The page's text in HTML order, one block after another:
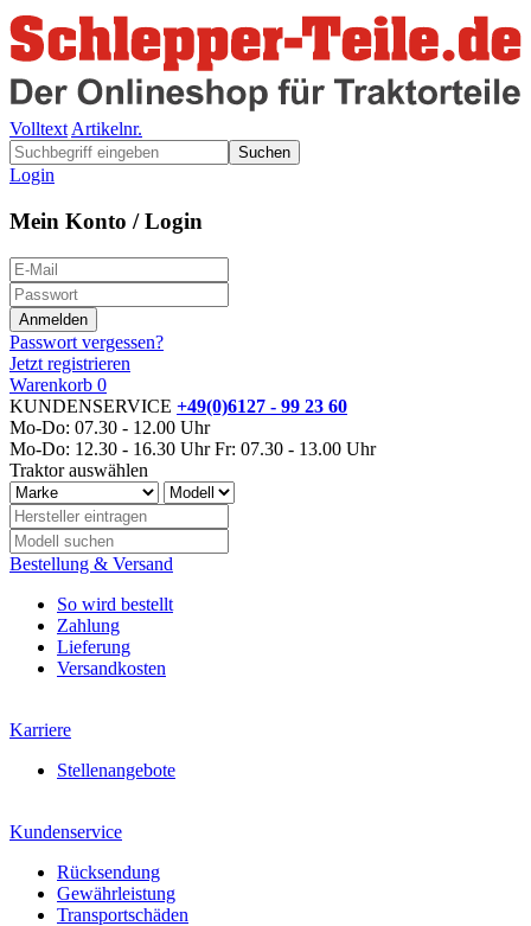
Volltext Artikelnr.
Suchen
Login
Mein Konto / Login
Passwort vergessen?
Jetzt registrieren
Warenkorb 0
KUNDENSERVICE +49(0)6127 - 99 23 60
Mo-Do: 07.30 - 12.00 Uhr
Mo-Do: 12.30 - 16.30 Uhr Fr: 07.30 - 13.00 Uhr
Traktor auswählen
Bestellung & Versand
So wird bestellt
Zahlung
Lieferung
Versandkosten
Karriere
Stellenangebote
Kundenservice
Rücksendung
Gewährleistung
Transportschäden